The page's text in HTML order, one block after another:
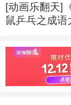
[动画乐翻天]
鼠乒乓之成语
花明